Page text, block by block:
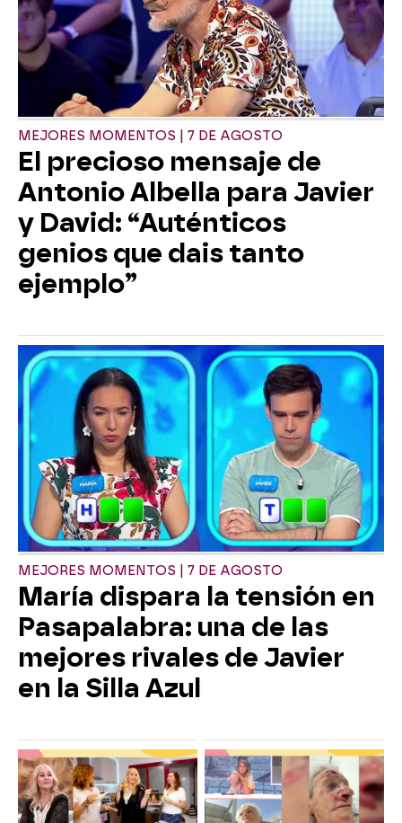
MEJORES MOMENTOS | 7 DE AGOSTO
El precioso mensaje de
Antonio Albella para Javier
y David: “Auténticos
genios que dais tanto
ejemplo”
MEJORES MOMENTOS | 7 DE AGOSTO
María dispara la tensión en
Pasapalabra: una de las
mejores rivales de Javier
en la Silla Azul